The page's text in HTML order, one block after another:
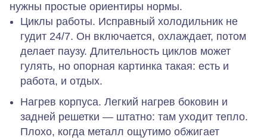
нужны простые ориентиры нормы.
Циклы работы. Исправный холодильник не
гудит 24/7. Он включается, охлаждает, потом
делает паузу. Длительность циклов может
гулять, но опорная картинка такая: есть и
работа, и отдых.
Нагрев корпуса. Легкий нагрев боковин и
задней решетки — штатно: там уходит тепло.
Плохо, когда металл ощутимо обжигает